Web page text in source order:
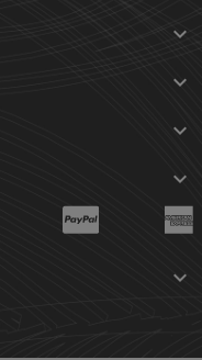




